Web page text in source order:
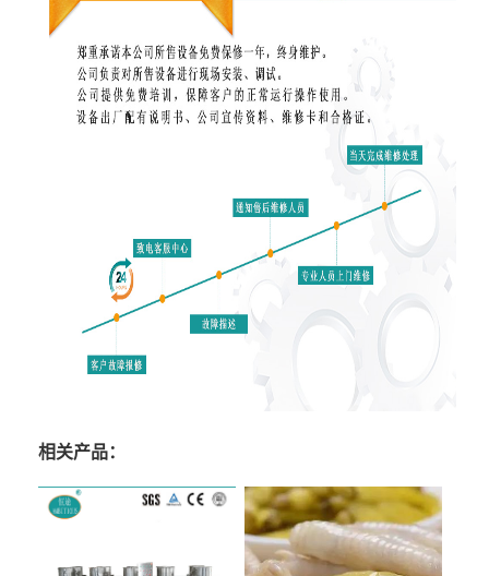
相关产品：